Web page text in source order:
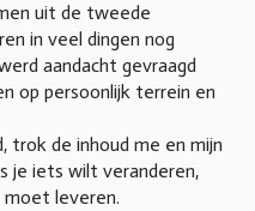
uit de tweede
in veel dingen nog
aandacht gevraagd
op persoonlijk terrein en
trok de inhoud me en mijn
je iets wilt veranderen,
moet leveren.